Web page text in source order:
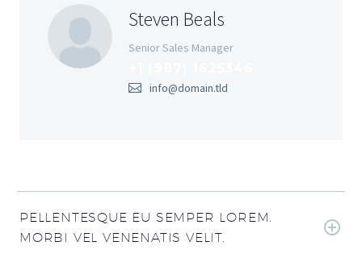
Steven Beals
Senior Sales Manager
info@domain.tld
PELLENTESQUE EU SEMPER LOREM.
MORBI VEL VENENATIS VELIT.